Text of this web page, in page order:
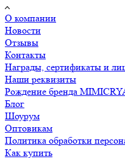
О компании
Новости
Отзывы
Контакты
Награды, сертификаты и
Наши реквизиты
Рождение бренда
Блог
Шоурум
Оптовикам
Политика обработки
Как купить